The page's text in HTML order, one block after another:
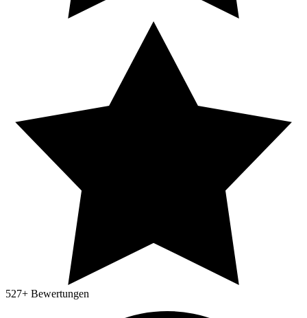
527+ Bewertungen